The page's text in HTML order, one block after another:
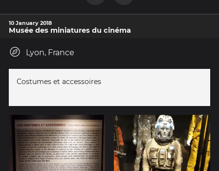
10 January 2018
Musée des miniatures du cinéma
Lyon, France
Costumes et accessoires